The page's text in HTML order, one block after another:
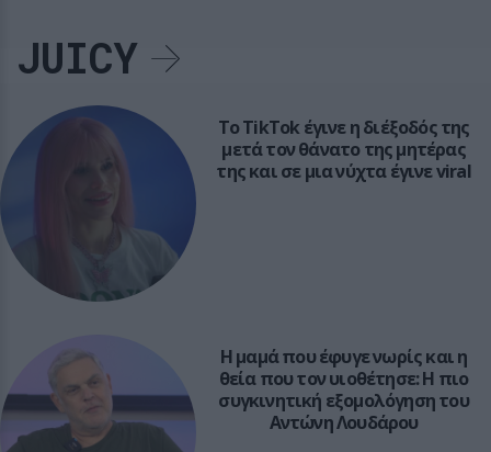
JUICY
Το TikTok έγινε η διέξοδός της
μετά τον θάνατο της μητέρας
της και σε μια νύχτα έγινε viral
Η μαμά που έφυγε νωρίς και η
θεία που τον υιοθέτησε: Η πιο
συγκινητική εξομολόγηση του
Αντώνη Λουδάρου